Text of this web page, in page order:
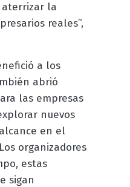
la
reales”,
a los
abrió
las empresas
nuevos
en el
organizadores
estas
sigan